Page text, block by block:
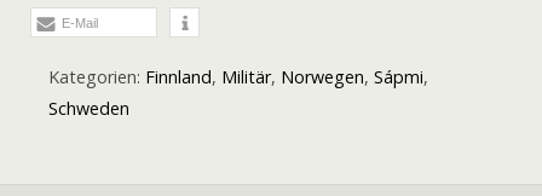
E-Mail
Kategorien: Finnland, Militär, Norwegen, Sápmi,
Schweden